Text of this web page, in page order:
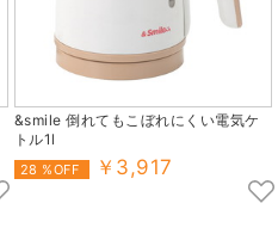
&smile 倒れてもこぼれにくい電気ケ
トル1l
28 %OFF ￥3,917